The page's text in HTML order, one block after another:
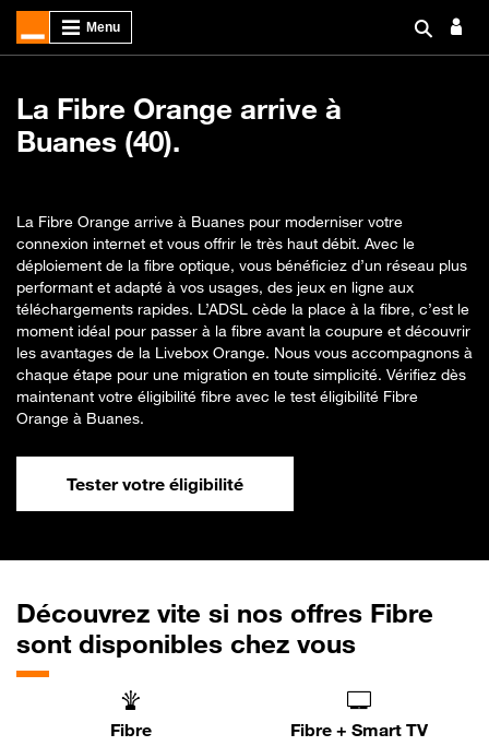
La Fibre Orange arrive à
Buanes (40).
La Fibre Orange arrive à Buanes pour moderniser votre
connexion internet et vous offrir le très haut débit. Avec le
déploiement de la fibre optique, vous bénéficiez d’un réseau plus
performant et adapté à vos usages, des jeux en ligne aux
téléchargements rapides. L’ADSL cède la place à la fibre, c’est le
moment idéal pour passer à la fibre avant la coupure et découvrir
les avantages de la Livebox Orange. Nous vous accompagnons à
chaque étape pour une migration en toute simplicité. Vérifiez dès
maintenant votre éligibilité fibre avec le test éligibilité Fibre
Orange à Buanes.
Tester votre éligibilité
Découvrez vite si nos offres Fibre
sont disponibles chez vous
Fibre Fibre + Smart TV